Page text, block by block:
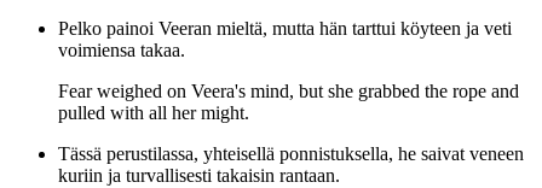
Pelko painoi Veeran mieltä, mutta hän tarttui köyteen ja veti
voimiensa takaa.
Fear weighed on Veera's mind, but she grabbed the rope and
pulled with all her might.
Tässä perustilassa, yhteisellä ponnistuksella, he saivat veneen
kuriin ja turvallisesti takaisin rantaan.